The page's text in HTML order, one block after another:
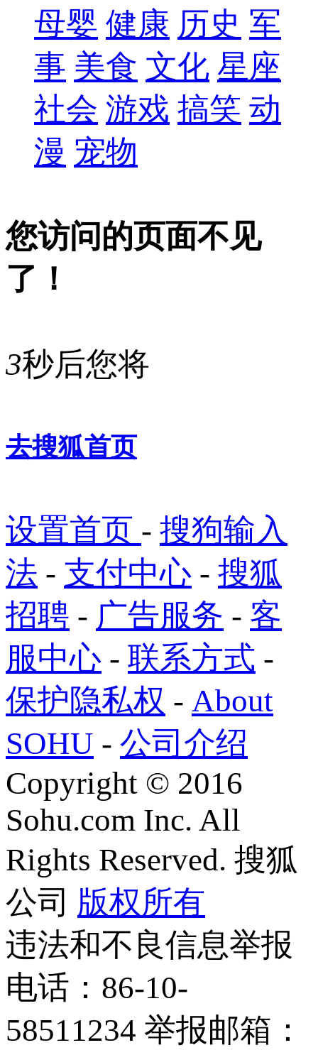
母婴 健康 历史 军
事 美食 文化 星座
社会 游戏 搞笑 动
漫 宠物
您访问的页面不见
了！
3秒后您将
去搜狐首页
设置首页 - 搜狗输入
法 - 支付中心 - 搜狐
招聘 - 广告服务 - 客
服中心 - 联系方式 -
保护隐私权 - About
SOHU - 公司介绍
Copyright © 2016
Sohu.com Inc. All
Rights Reserved. 搜狐
公司 版权所有
违法和不良信息举报
电话：86-10-
58511234 举报邮箱：